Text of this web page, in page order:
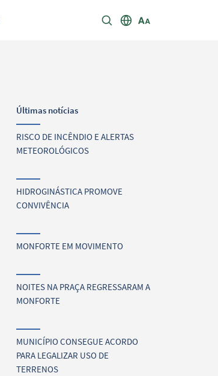
Últimas notícias
RISCO DE INCÊNDIO E ALERTAS
METEOROLÓGICOS
HIDROGINÁSTICA PROMOVE
CONVIVÊNCIA
MONFORTE EM MOVIMENTO
NOITES NA PRAÇA REGRESSARAM A
MONFORTE
MUNICÍPIO CONSEGUE ACORDO
PARA LEGALIZAR USO DE
TERRENOS